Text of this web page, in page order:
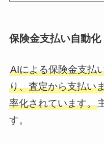
保険金支払い自動化
AIによる保険金支払
り、査定から支払い
率化されています。
す。